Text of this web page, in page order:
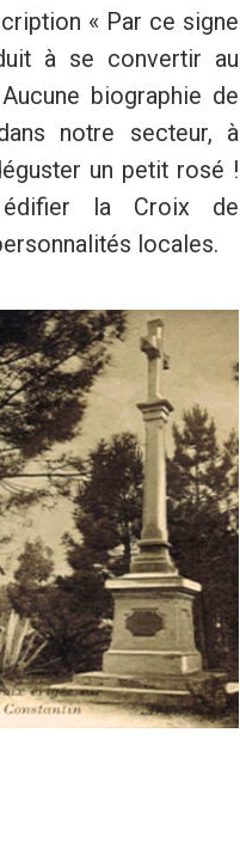
« Par ce signe
à se convertir au
biographie de
notre secteur, à
un petit rosé !
édifier la Croix de
locales.